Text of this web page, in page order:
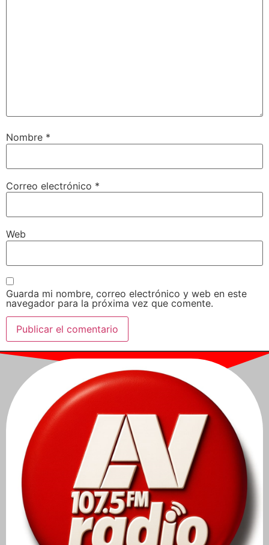
Nombre *
Correo electrónico *
Web
Guarda mi nombre, correo electrónico y web en este
navegador para la próxima vez que comente.